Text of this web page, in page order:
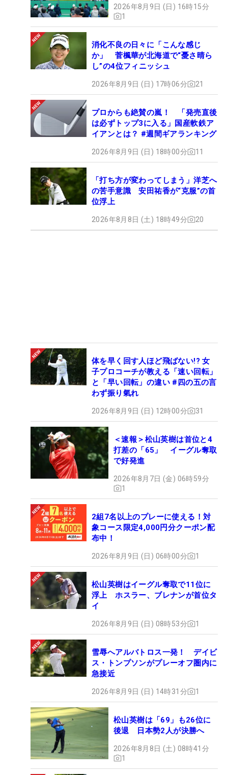
2026年8月9日 (日) 16時15分
1
消化不良の日々に「こんな感じ
か」 菅楓華が北海道で“憂さ晴ら
し”の4位フィニッシュ
2026年8月9日 (日) 17時06分 21
プロからも絶賛の嵐！ 「発売直後
は必ずトップ3に入る」国産軟鉄ア
イアンとは？ #週間ギアランキング
2026年8月9日 (日) 18時00分 11
「打ち方が変わってしまう」洋芝へ
の苦手意識 安田祐香が“克服”の首
位浮上
2026年8月8日 (土) 18時49分 20
体を早く回す人ほど飛ばない!? 女
子プロコーチが教える「速い回転」
と「早い回転」の違い #四の五の言
わず振り氣れ
2026年8月9日 (日) 12時00分 31
＜速報＞松山英樹は首位と4
打差の「65」 イーグル奪取
で好発進
2026年8月7日 (金) 06時59分
1
2組7名以上のプレーに使える！対
象コース限定4,000円分クーポン配
布中！
2026年8月9日 (日) 06時00分 1
松山英樹はイーグル奪取で11位に
浮上 ホスラー、ブレナンが首位タ
イ
2026年8月9日 (日) 08時53分 1
雪辱へアルバトロス一発！ デイビ
ス・トンプソンがプレーオフ圏内に
急接近
2026年8月9日 (日) 14時31分 1
松山英樹は「69」も26位に
後退 日本勢2人が決勝へ
2026年8月8日 (土) 08時41分
1